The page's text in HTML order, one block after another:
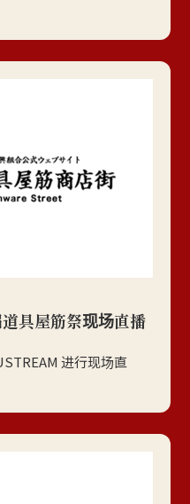
具屋筋祭现场直播
进行现场直